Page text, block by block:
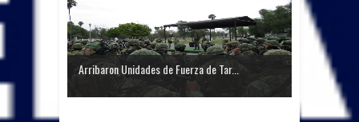
Arribaron Unidades de Fuerza de Tar...